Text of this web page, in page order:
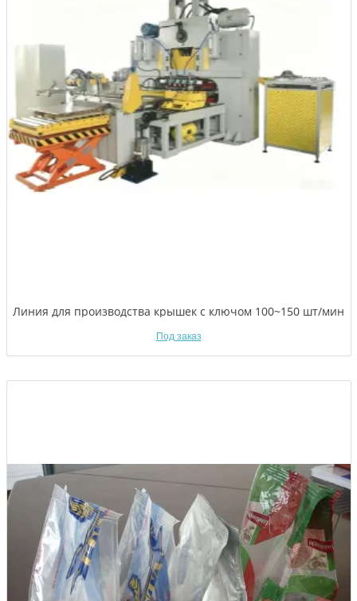
Линия для производства крышек с ключом 100~150 шт/мин
Под заказ